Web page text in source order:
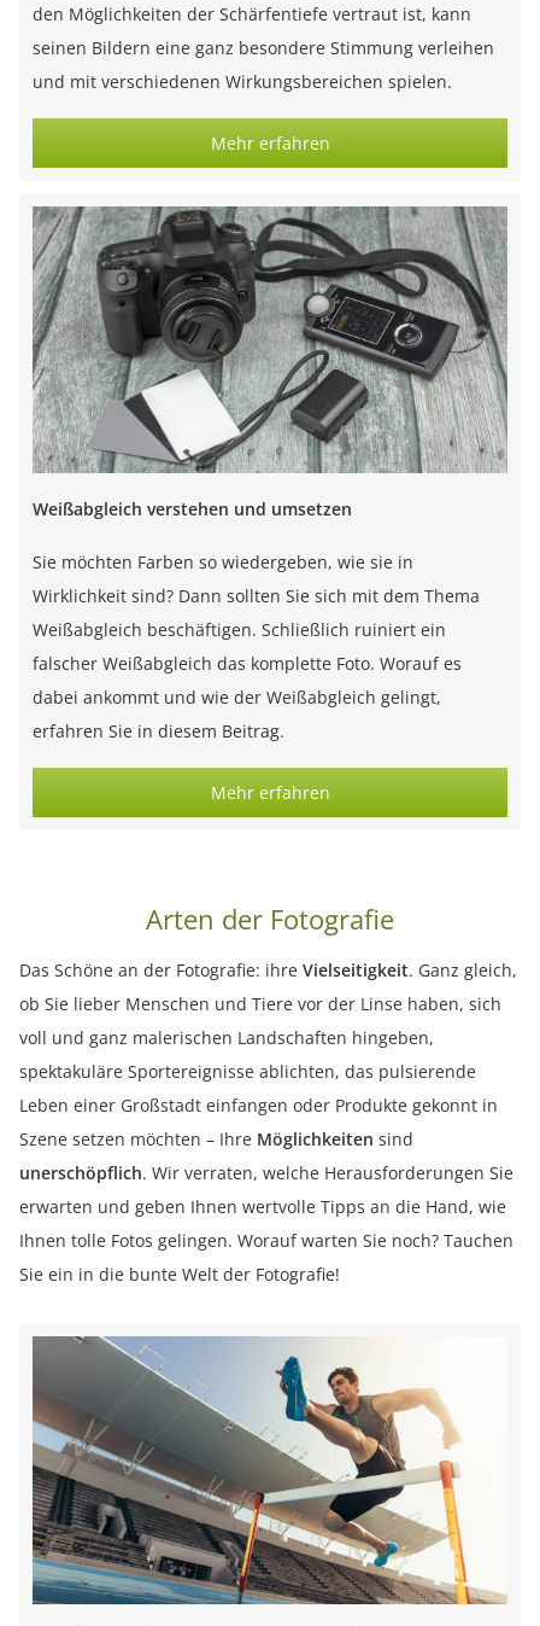
den Möglichkeiten der Schärfentiefe vertraut ist, kann
seinen Bildern eine ganz besondere Stimmung verleihen
und mit verschiedenen Wirkungsbereichen spielen.
Mehr erfahren
Weißabgleich verstehen und umsetzen
Sie möchten Farben so wiedergeben, wie sie in
Wirklichkeit sind? Dann sollten Sie sich mit dem Thema
Weißabgleich beschäftigen. Schließlich ruiniert ein
falscher Weißabgleich das komplette Foto. Worauf es
dabei ankommt und wie der Weißabgleich gelingt,
erfahren Sie in diesem Beitrag.
Mehr erfahren
Arten der Fotografie
Das Schöne an der Fotografie: ihre Vielseitigkeit. Ganz gleich,
ob Sie lieber Menschen und Tiere vor der Linse haben, sich
voll und ganz malerischen Landschaften hingeben,
spektakuläre Sportereignisse ablichten, das pulsierende
Leben einer Großstadt einfangen oder Produkte gekonnt in
Szene setzen möchten – Ihre Möglichkeiten sind
unerschöpflich. Wir verraten, welche Herausforderungen Sie
erwarten und geben Ihnen wertvolle Tipps an die Hand, wie
Ihnen tolle Fotos gelingen. Worauf warten Sie noch? Tauchen
Sie ein in die bunte Welt der Fotografie!